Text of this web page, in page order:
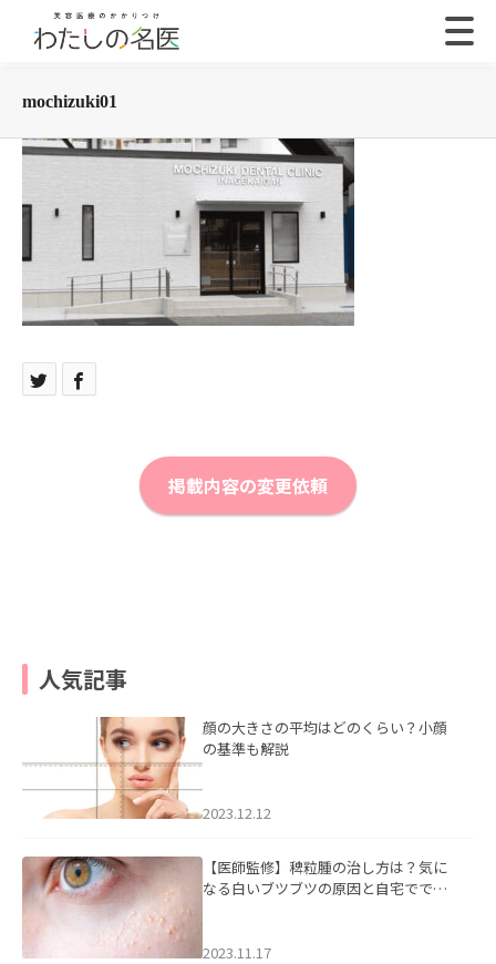
mochizuki01
掲載内容の変更依頼
人気記事
顔の大きさの平均はどのくらい？小顔
の基準も解説
2023.12.12
【医師監修】稗粒腫の治し方は？気に
なる白いブツブツの原因と自宅ででき
2023.11.17